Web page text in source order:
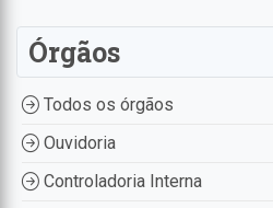
Órgãos
Todos os órgãos
Ouvidoria
Controladoria Interna